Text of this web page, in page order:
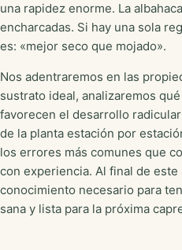
una rapidez enorme. La albahaca
encharcadas. Si hay una sola
es: «mejor seco que mojado».
Nos adentraremos en las
sustrato ideal, analizaremos
favorecen el desarrollo
de la planta estación por
los errores más comunes que
con experiencia. Al final de
conocimiento necesario para
sana y lista para la próxima